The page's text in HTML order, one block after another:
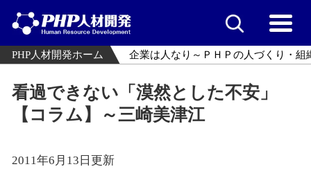
PHP人材開発ホーム 企業は人なり～ＰＨＰの人づくり・組
看過できない「漠然とした不安」
【コラム】～三崎美津江
2011年6月13日更新